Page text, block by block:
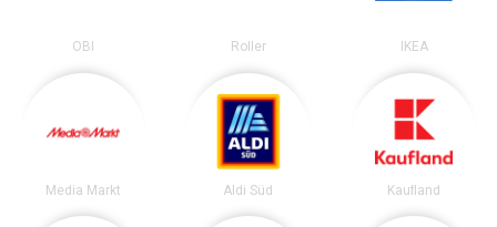
OBI Roller IKEA
Media Markt Aldi Süd Kaufland